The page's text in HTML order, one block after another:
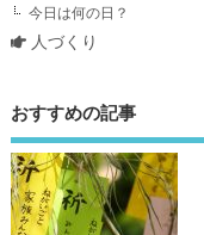
今日は何の日？
人づくり
おすすめの記事